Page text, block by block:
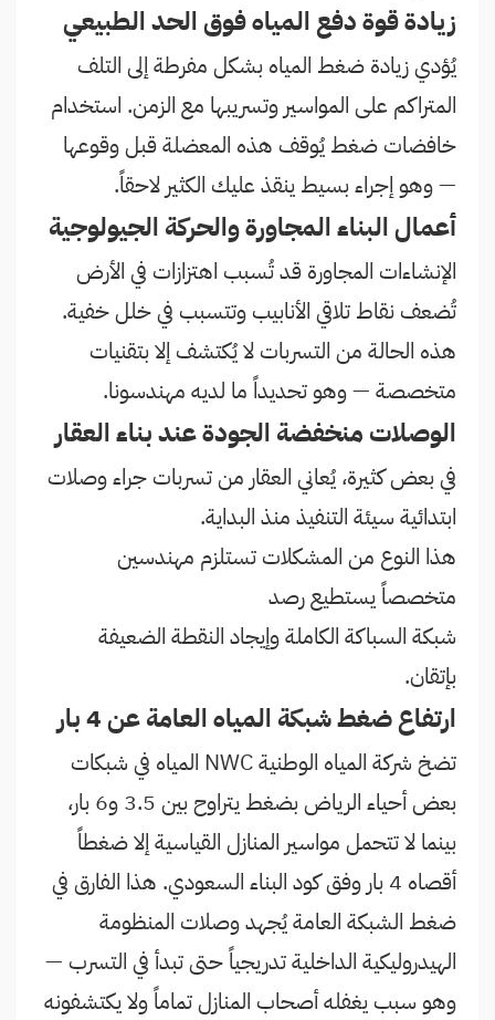
زيادة قوة دفع المياه فوق الحد الطبيعي
يُؤدي زيادة ضغط المياه بشكل مفرطة إلى التلف
المتراكم على المواسير وتسريبها مع الزمن. استخدام
خافضات ضغط يُوقف هذه المعضلة قبل وقوعها
— وهو إجراء بسيط ينقذ عليك الكثير لاحقاً.
أعمال البناء المجاورة والحركة الجيولوجية
الإنشاءات المجاورة قد تُسبب اهتزازات في الأرض
تُضعف نقاط تلاقي الأنابيب وتتسبب في خلل خفية.
هذه الحالة من التسربات لا يُكتشف إلا بتقنيات
متخصصة — وهو تحديداً ما لديه مهندسونا.
الوصلات منخفضة الجودة عند بناء العقار
في بعض كثيرة، يُعاني العقار من تسربات جراء وصلات
ابتدائية سيئة التنفيذ منذ البداية.
هذا النوع من المشكلات تستلزم مهندسين
متخصصاً يستطيع رصد
شبكة السباكة الكاملة وإيجاد النقطة الضعيفة
بإتقان.
ارتفاع ضغط شبكة المياه العامة عن 4 بار
تضخ شركة المياه الوطنية NWC المياه في شبكات
بعض أحياء الرياض بضغط يتراوح بين 3.5 و6 بار،
بينما لا تتحمل مواسير المنازل القياسية إلا ضغطاً
أقصاه 4 بار وفق كود البناء السعودي. هذا الفارق في
ضغط الشبكة العامة يُجهد وصلات المنظومة
الهيدروليكية الداخلية تدريجياً حتى تبدأ في التسرب —
وهو سبب يغفله أصحاب المنازل تماماً ولا يكتشفونه